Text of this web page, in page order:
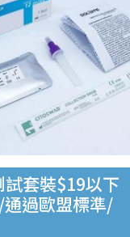
試套裝$19以下
過歐盟標準/